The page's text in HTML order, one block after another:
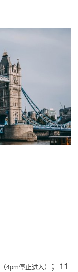
（4pm停止进入）
；11